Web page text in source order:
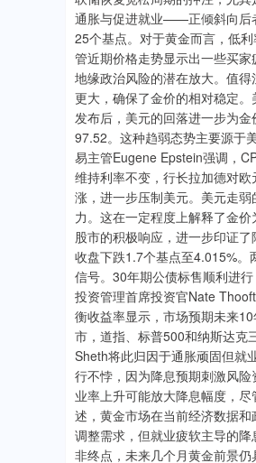
通胀与促进就业——正倾斜向后
25个基点。对于黄金而言，低
管近期价格走势显示出一些买
地缘政治风险的潜在放大。值
更大，确保了金价的相对稳定
发布后，美元的回落进一步为
97.52。这种趋弱态势主要源于
易主管Eugene Epstein强调，
维持利率不变，行长拉加德对
涨，进一步压制美元。美元走
力。这在一定程度上解释了金
股市的积极响应，进一步印证
收盘下跌1.7个基点至4.015%
信号。30年期公债标售顺利进
投资管理首席投资官Nate
衡收益率显示，市场预期未来
市，道指、标普500和纳斯达克
Sheth将此归因于通胀顽固但就
行不悖，因为降息预期刺激风
业率上升可能放大降息幅度，
述，黄金市场在当前经济数据
调整需求，但就业疲软主导的
非终点，未来几个月黄金前景